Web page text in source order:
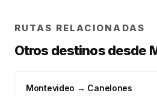
RUTAS RELACIONADAS
Otros destinos desde
Montevideo → Canelones